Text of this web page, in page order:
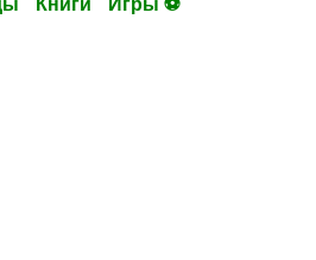
Книги Игры ⚽